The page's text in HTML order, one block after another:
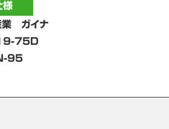
様
業 ガイナ
19-75D
N-95